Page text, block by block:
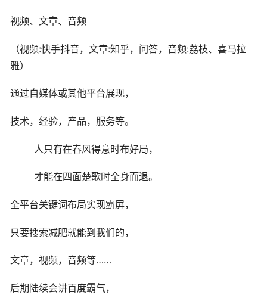
视频、文章、音频
（视频:快手抖音，文章:知乎，问答，音频:荔枝、喜马拉
雅）
通过自媒体或其他平台展现，
技术，经验，产品，服务等。
人只有在春风得意时布好局，
才能在四面楚歌时全身而退。
全平台关键词布局实现霸屏，
只要搜索减肥就能到我们的，
文章，视频，音频等……
后期陆续会讲百度霸气，